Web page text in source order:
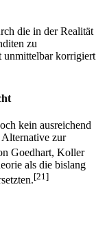
die in der Realität
zu
unmittelbar korrigiert
kein ausreichend
Alternative zur
Goedhart, Koller
als die bislang
[21]